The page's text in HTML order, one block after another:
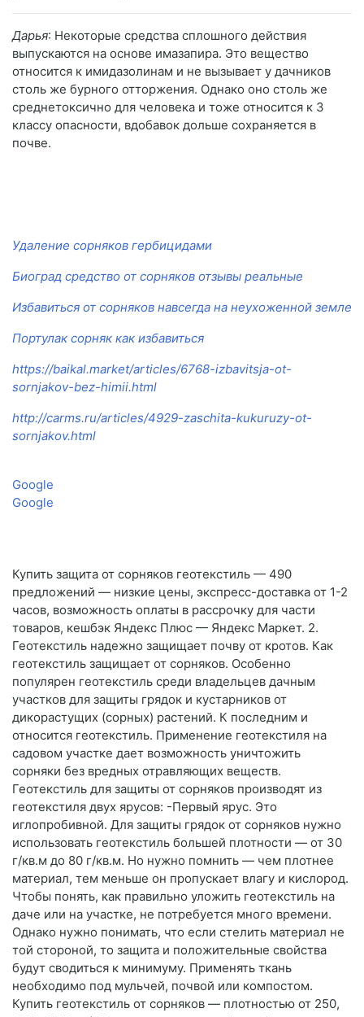
Дарья: Некоторые средства сплошного действия
выпускаются на основе имазапира. Это вещество
относится к имидазолинам и не вызывает у дачников
столь же бурного отторжения. Однако оно столь же
среднетоксично для человека и тоже относится к 3
классу опасности, вдобавок дольше сохраняется в
почве.
Удаление сорняков гербицидами
Биоград средство от сорняков отзывы реальные
Избавиться от сорняков навсегда на неухоженной земле
Портулак сорняк как избавиться
https://baikal.market/articles/6768-izbavitsja-ot-
sornjakov-bez-himii.html
http://carms.ru/articles/4929-zaschita-kukuruzy-ot-
sornjakov.html
Google
Google
Купить защита от сорняков геотекстиль — 490
предложений — низкие цены, экспресс-доставка от 1-2
часов, возможность оплаты в рассрочку для части
товаров, кешбэк Яндекс Плюс — Яндекс Маркет. 2.
Геотекстиль надежно защищает почву от кротов. Как
геотекстиль защищает от сорняков. Особенно
популярен геотекстиль среди владельцев дачным
участков для защиты грядок и кустарников от
дикорастущих (сорных) растений. К последним и
относится геотекстиль. Применение геотекстиля на
садовом участке дает возможность уничтожить
сорняки без вредных отравляющих веществ.
Геотекстиль для защиты от сорняков производят из
геотекстиля двух ярусов: -Первый ярус. Это
иглопробивной. Для защиты грядок от сорняков нужно
использовать геотекстиль большей плотности — от 30
г/кв.м до 80 г/кв.м. Но нужно помнить — чем плотнее
материал, тем меньше он пропускает влагу и кислород.
Чтобы понять, как правильно уложить геотекстиль на
даче или на участке, не потребуется много времени.
Однако нужно понимать, что если стелить материал не
той стороной, то защита и положительные свойства
будут сводиться к минимуму. Применять ткань
необходимо под мульчей, почвой или компостом.
Купить геотекстиль от сорняков — плотностью от 250,